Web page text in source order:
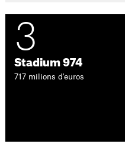
3
Stadium 974
717 milions d'euros